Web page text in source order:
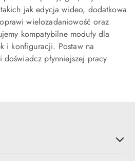
jak edycja wideo, dodatkowa
wielozadaniowość oraz
kompatybilne moduły dla
i konfiguracji. Postaw na
doświadcz płynniejszej pracy